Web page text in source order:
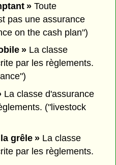
»Toute
pas une assurance
on the cash plan")
»La classe
par les règlements.
La classe d'assurance
("livestock
grêle »La classe
par les règlements.